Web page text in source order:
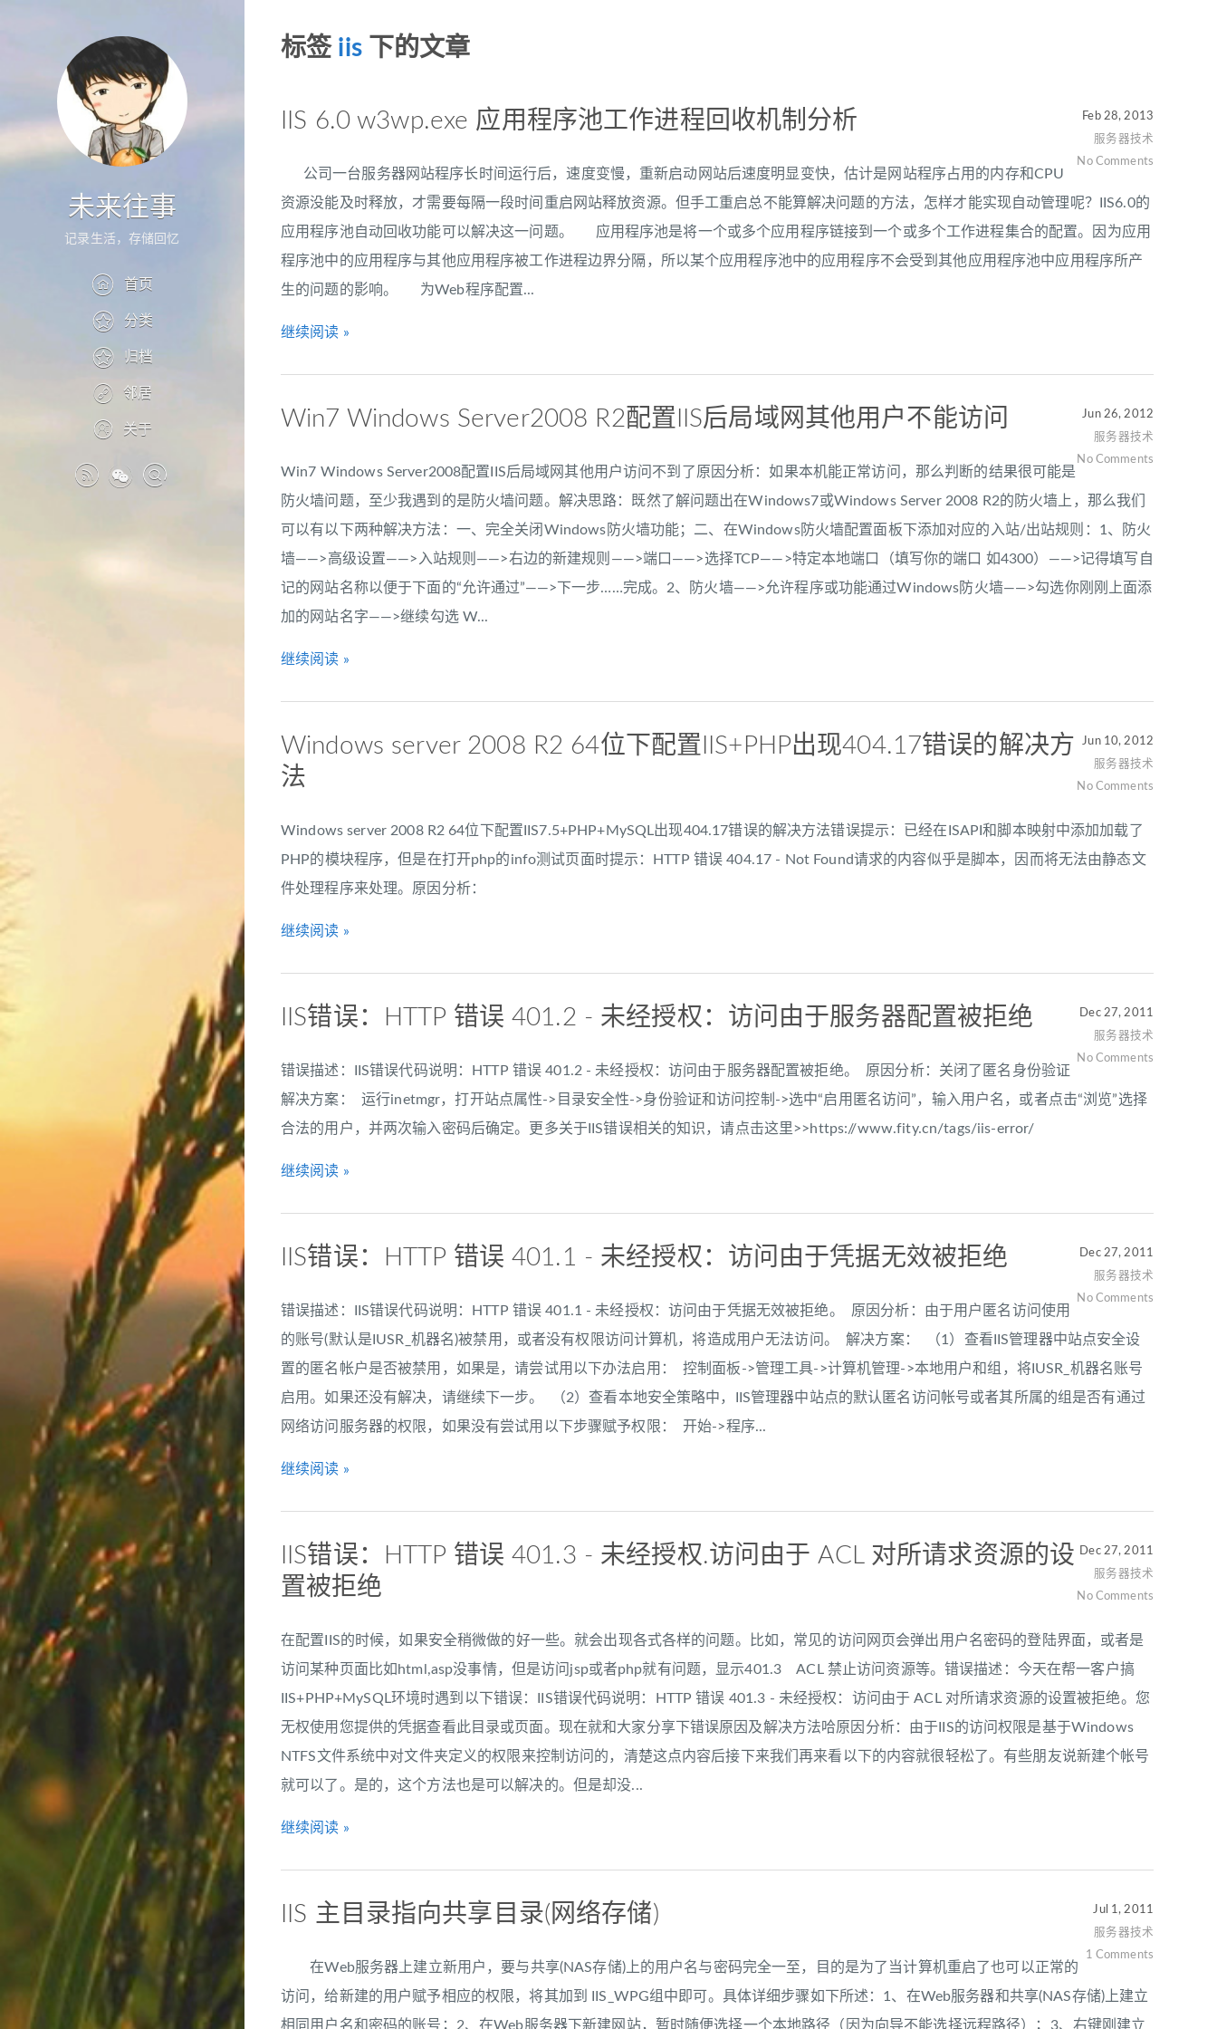
未来往事
记录生活，存储回忆
首页
分类
归档
邻居
关于
标签 iis下的文章
Feb 28, 2013
服务器技术
No Comments
IIS 6.0 w3wp.exe 应用程序池工作进程回收机制分析
公司一台服务器网站程序长时间运行后，速度变慢，重新启动网站后速度明显变快，估计是网站程序占用的内存和CPU
资源没能及时释放，才需要每隔一段时间重启网站释放资源。但手工重启总不能算解决问题的方法，怎样才能实现自动管理呢？IIS6.0的
应用程序池自动回收功能可以解决这一问题。 应用程序池是将一个或多个应用程序链接到一个或多个工作进程集合的配置。因为应用
程序池中的应用程序与其他应用程序被工作进程边界分隔，所以某个应用程序池中的应用程序不会受到其他应用程序池中应用程序所产
生的问题的影响。 为Web程序配置...
继续阅读 »
Jun 26, 2012
服务器技术
No Comments
Win7 Windows Server2008 R2配置IIS后局域网其他用户不能访问
Win7 Windows Server2008配置IIS后局域网其他用户访问不到了原因分析：如果本机能正常访问，那么判断的结果很可能是
防火墙问题，至少我遇到的是防火墙问题。解决思路：既然了解问题出在Windows7或Windows Server 2008 R2的防火墙上，那么我们
可以有以下两种解决方法：一、完全关闭Windows防火墙功能；二、在Windows防火墙配置面板下添加对应的入站/出站规则：1、防火
墙——>高级设置——>入站规则——>右边的新建规则——>端口——>选择TCP——>特定本地端口（填写你的端口 如4300）——>记得填写自
记的网站名称以便于下面的“允许通过”——>下一步……完成。2、防火墙——>允许程序或功能通过Windows防火墙——>勾选你刚刚上面添
加的网站名字——>继续勾选 W...
继续阅读 »
Jun 10, 2012
服务器技术
No Comments
Windows server 2008 R2 64位下配置IIS+PHP出现404.17错误的解决方
法
Windows server 2008 R2 64位下配置IIS7.5+PHP+MySQL出现404.17错误的解决方法错误提示：已经在ISAPI和脚本映射中添加加载了
PHP的模块程序，但是在打开php的info测试页面时提示：HTTP 错误 404.17 - Not Found请求的内容似乎是脚本，因而将无法由静态文
件处理程序来处理。原因分析：
继续阅读 »
Dec 27, 2011
服务器技术
No Comments
IIS错误：HTTP 错误 401.2 - 未经授权：访问由于服务器配置被拒绝
错误描述：IIS错误代码说明：HTTP 错误 401.2 - 未经授权：访问由于服务器配置被拒绝。 原因分析：关闭了匿名身份验证
解决方案： 运行inetmgr，打开站点属性->目录安全性->身份验证和访问控制->选中“启用匿名访问”，输入用户名，或者点击“浏览”选择
合法的用户，并两次输入密码后确定。更多关于IIS错误相关的知识，请点击这里>>https://www.fity.cn/tags/iis-error/
继续阅读 »
Dec 27, 2011
服务器技术
No Comments
IIS错误：HTTP 错误 401.1 - 未经授权：访问由于凭据无效被拒绝
错误描述：IIS错误代码说明：HTTP 错误 401.1 - 未经授权：访问由于凭据无效被拒绝。 原因分析：由于用户匿名访问使用
的账号(默认是IUSR_机器名)被禁用，或者没有权限访问计算机，将造成用户无法访问。 解决方案： （1）查看IIS管理器中站点安全设
置的匿名帐户是否被禁用，如果是，请尝试用以下办法启用： 控制面板->管理工具->计算机管理->本地用户和组，将IUSR_机器名账号
启用。如果还没有解决，请继续下一步。 （2）查看本地安全策略中，IIS管理器中站点的默认匿名访问帐号或者其所属的组是否有通过
网络访问服务器的权限，如果没有尝试用以下步骤赋予权限： 开始->程序...
继续阅读 »
Dec 27, 2011
服务器技术
No Comments
IIS错误：HTTP 错误 401.3 - 未经授权.访问由于 ACL 对所请求资源的设
置被拒绝
在配置IIS的时候，如果安全稍微做的好一些。就会出现各式各样的问题。比如，常见的访问网页会弹出用户名密码的登陆界面，或者是
访问某种页面比如html,asp没事情，但是访问jsp或者php就有问题，显示401.3 ACL 禁止访问资源等。错误描述：今天在帮一客户搞
IIS+PHP+MySQL环境时遇到以下错误：IIS错误代码说明：HTTP 错误 401.3 - 未经授权：访问由于 ACL 对所请求资源的设置被拒绝。您
无权使用您提供的凭据查看此目录或页面。现在就和大家分享下错误原因及解决方法哈原因分析：由于IIS的访问权限是基于Windows
NTFS文件系统中对文件夹定义的权限来控制访问的，清楚这点内容后接下来我们再来看以下的内容就很轻松了。有些朋友说新建个帐号
就可以了。是的，这个方法也是可以解决的。但是却没...
继续阅读 »
Jul 1, 2011
服务器技术
1 Comments
IIS 主目录指向共享目录(网络存储)
在Web服务器上建立新用户，要与共享(NAS存储)上的用户名与密码完全一至，目的是为了当计算机重启了也可以正常的
访问，给新建的用户赋予相应的权限，将其加到 IIS_WPG组中即可。具体详细步骤如下所述：1、在Web服务器和共享(NAS存储)上建立
相同用户名和密码的账号；2、在Web服务器下新建网站，暂时随便选择一个本地路径（因为向导不能选择远程路径）；3、右键刚建立